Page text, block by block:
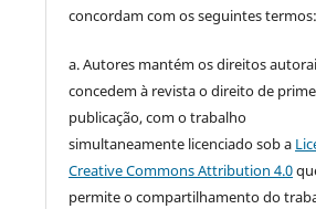
concordam com os seguintes termos:
a. Autores mantém os direitos
concedem à revista o direito de
publicação, com o trabalho
simultaneamente licenciado sob a
Creative Commons Attribution 4.0
permite o compartilhamento do